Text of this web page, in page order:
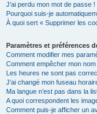
J’ai perdu mon mot de passe !
Pourquoi suis-je
À quoi sert « Supprimer les
Paramètres et préférences
Comment modifier mes
Comment empêcher mon
Les heures ne sont pas
J’ai changé mon fuseau
Ma langue n’est pas dans la
A quoi correspondent les
Comment puis-je afficher un